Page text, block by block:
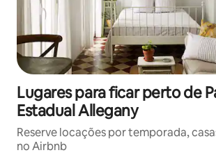
Lugares para ficar perto de
Estadual Allegany
Reserve locações por temporada,
no Airbnb